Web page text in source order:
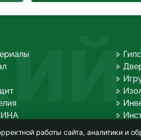
работы сайта, аналитики и